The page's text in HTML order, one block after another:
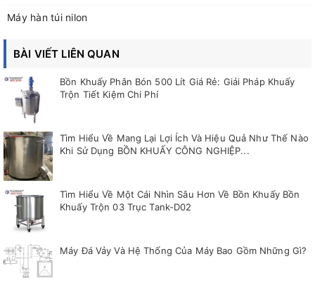
Máy hàn túi nilon
BÀI VIẾT LIÊN QUAN
Bồn Khuấy Phân Bón 500 Lít Giá Rẻ: Giải Pháp Khuấy
Trộn Tiết Kiệm Chi Phí
Tìm Hiểu Về Mang Lại Lợi Ích Và Hiệu Quả Như Thế Nào
Khi Sử Dụng BỒN KHUẤY CÔNG NGHIỆP...
Tìm Hiểu Về Một Cái Nhìn Sâu Hơn Về Bồn Khuấy Bồn
Khuấy Trộn 03 Trục Tank-D02
Máy Đá Vảy Và Hệ Thống Của Máy Bao Gồm Những Gì?